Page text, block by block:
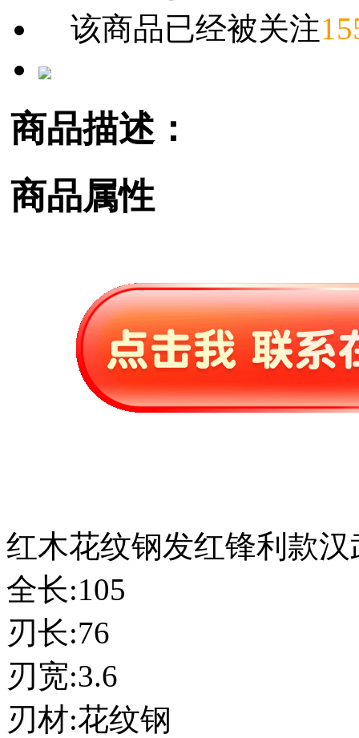
该商品已经被关注
商品描述：
商品属性
红木花纹钢发红锋利款汉
全长:105
刃长:76
刃宽:3.6
刃材:花纹钢